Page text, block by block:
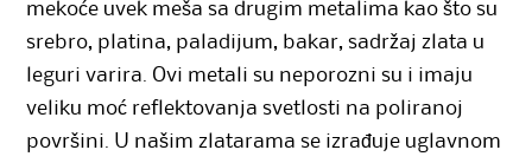
mekoće uvek meša sa drugim metalima kao što su
srebro, platina, paladijum, bakar, sadržaj zlata u
leguri varira. Ovi metali su neporozni su i imaju
veliku moć reflektovanja svetlosti na poliranoj
površini. U našim zlatarama se izrađuje uglavnom